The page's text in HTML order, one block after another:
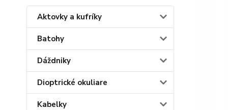
Aktovky a kufríky
Batohy
Dáždniky
Dioptrické okuliare
Kabelky